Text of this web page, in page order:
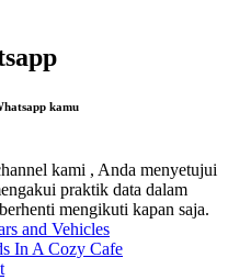
kamu
kami , Anda menyetujui
praktik data dalam
mengikuti kapan saja.
and Vehicles
In A Cozy Cafe